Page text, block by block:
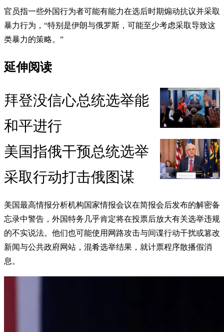
官员指一些外国行为者可能有能力在选后时期煽动抗议并采取
暴力行为，“特别是伊朗与俄罗斯，可能至少考虑采取导致这
类暴力的策略。”
延伸阅读
拜登没信心总统选举能
和平进行
美国指俄干预总统选举
采取行动打击俄图谋
美国最高情报分析机构国家情报会议在简报会后发布的解密备
忘录中警告，外国特务几乎肯定将在投票后放大有关选举违规
的不实说法。他们也可能使用网路攻击与间谍行动干扰或篡改
新闻与公共政府网站，混肴选举结果，就计票程序散播假消
息。